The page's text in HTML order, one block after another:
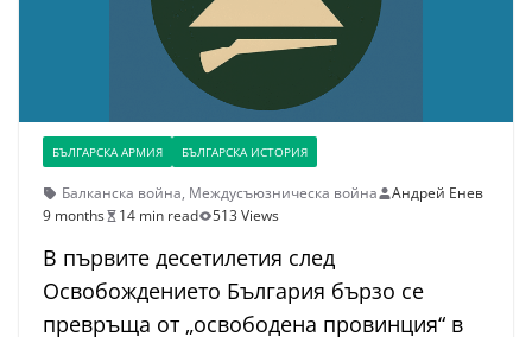
БЪЛГАРСКА АРМИЯ БЪЛГАРСКА ИСТОРИЯ
Балканска война, Междусъюзническа война
Андрей Енев
9 months
14 min read 513 Views
В първите десетилетия след
Освобождението България бързо се
превръща от „освободена провинция“ в